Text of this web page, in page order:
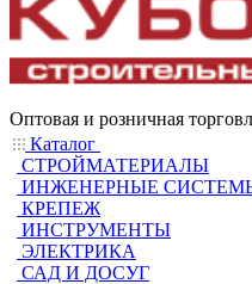
Оптовая и розничная
Каталог
СТРОЙМАТЕРИАЛЫ
ИНЖЕНЕРНЫЕ
КРЕПЕЖ
ИНСТРУМЕНТЫ
ЭЛЕКТРИКА
САД И ДОСУГ